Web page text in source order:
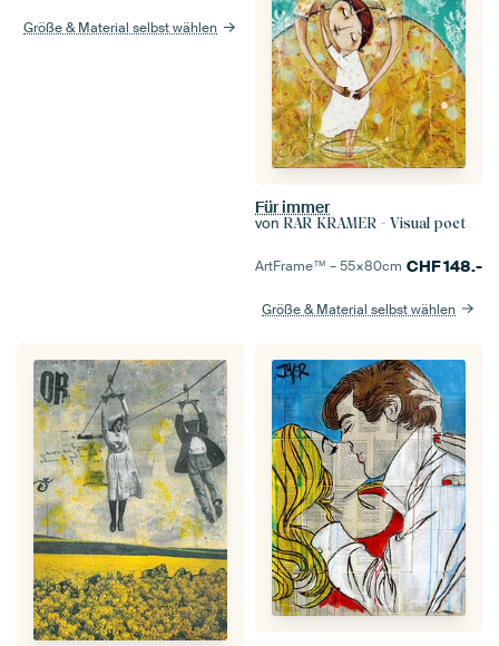
Größe & Material selbst wählen
Für immer
von RAR KRAMER - Visual poet
ArtFrame™ –55×80cm CHF148.-
Größe & Material selbst wählen